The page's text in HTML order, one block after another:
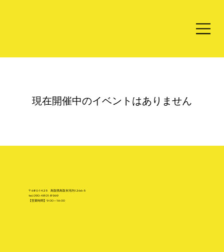
現在開催中のイベントはありません
〒680-1425 鳥取県鳥取市河内1266-5
tel.090-4801-8969
【営業時間】9:00～16:00